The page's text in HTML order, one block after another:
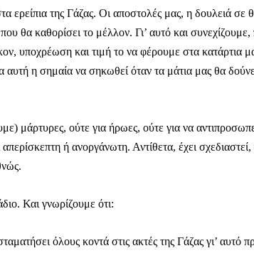
ερείπια της Γάζας. Οι αποστολές μας, η δουλειά σε
θα καθορίσει το μέλλον. Γι’ αυτό και συνεχίζουμε,
υποχρέωση και τιμή το να φέρουμε στα κατάρτια
η σημαία να σηκωθεί όταν τα μάτια μας θα
μάρτυρες, ούτε για ήρωες, ούτε για να
ή ανοργάνωτη. Αντίθετα, έχει
Και γνωρίζουμε ότι:
όλους κοντά στις ακτές της Γάζας γι’ αυτό